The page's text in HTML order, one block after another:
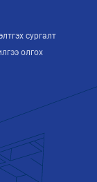
сургалт
олгох